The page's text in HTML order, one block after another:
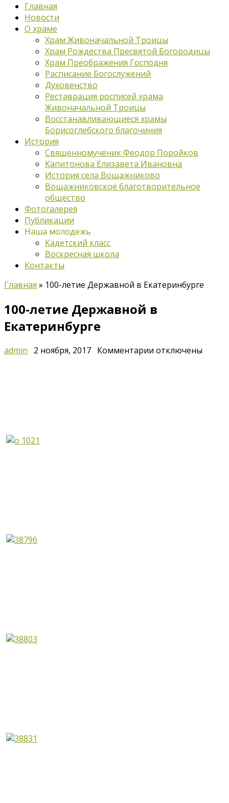
Главная
Новости
О храме
Храм Живоначальной Троицы
Храм Рождества Пресвятой Богородицы
Храм Преображения Господня
Расписание Богослужений
Духовенство
Реставрация росписей храма
Живоначальной Троицы
Восстанавливающиеся храмы
Борисоглебского благочиния
История
Священномученик Феодор Поройков
Капитонова Елизавета Ивановна
История села Вощажниково
Вощажниковское благотворительное
общество
Фотогалерея
Публикации
Наша молодежь
Кадетский класс
Воскресная школа
Контакты
Главная » 100-летие Державной в Екатеринбурге
100-летие Державной в
Екатеринбурге
admin 2 ноября, 2017 Комментарии котключены